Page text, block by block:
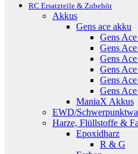
RC Ersatzteile & Zubehör
Akkus
Gens ace akku
Gens
Gens
Gens
Gens
Gens
Gens
ManiaX Akkus
EWD/
Harze, Flüllstoffe &
Epoxidharz
R & G